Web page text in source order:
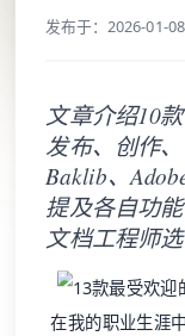
发布于：2026-01-08
文章介绍10
发布、创作
Baklib、
提及各自功
文档工程师
在我的职业生涯